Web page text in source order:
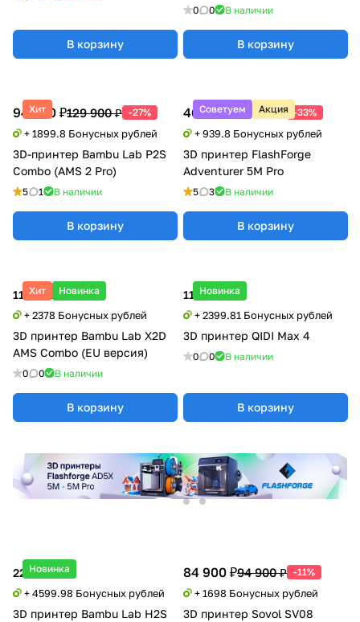
В корзину
0 0 В наличии
В корзину
Советуем Акция
46 990 ₽69 900 ₽ -33%
+ 939.8 Бонусных рублей
3D принтер FlashForge
Adventurer 5M Pro
5 3 В наличии
В корзину
Хит Новинка
118 900 ₽
+ 2378 Бонусных рублей
3D принтер Bambu Lab X2D
AMS Combo (EU версия)
0 0 В наличии
В корзину
Новинка
119 990 ₽
+ 2399.81 Бонусных рублей
3D принтер QIDI Max 4
0 0 В наличии
В корзину
Новинка
229 999 ₽
+ 4599.98 Бонусных рублей
3D принтер Bambu Lab H2S
84 900 ₽94 900 ₽ -11%
+ 1698 Бонусных рублей
3D принтер Sovol SV08
Хит
94 990 ₽129 900 ₽ -27%
+ 1899.8 Бонусных рублей
3D-принтер Bambu Lab P2S
Combo (AMS 2 Pro)
5 1 В наличии
В корзину